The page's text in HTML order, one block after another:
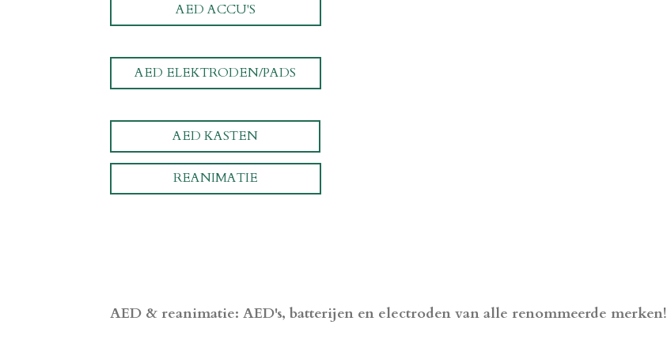
AED ACCU'S
AED ELEKTRODEN/PADS
AED KASTEN
REANIMATIE
AED & reanimatie: AED's, batterijen en electroden van alle renommeerde merken!